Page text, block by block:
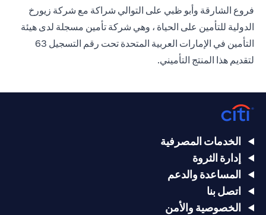
فروع الشارقة وأبو ظبي على التوالي شراكة مع شركة زيورخ
الدولية للتأمين على الحياة ، وهي شركة تأمين مسجلة لدى هيئة
التأمين في الإمارات العربية المتحدة تحت رقم التسجيل 63
لتقديم هذا المنتج التأميني.
الخدمات المصرفية
إدارة الثروة
المساعدة والدعم
اتصل بنا
الخصوصية والأمن